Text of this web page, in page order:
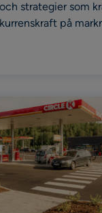
strategier som
på